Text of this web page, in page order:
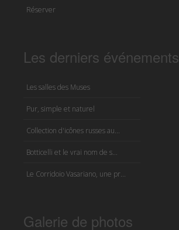
Réserver
Les derniers événements
Les salles des Muses
Pur, simple et naturel
Collection d'icônes russes au...
Botticelli et le vrai nom de s...
Le Corridoio Vasariano, une pr...
Galerie de photos